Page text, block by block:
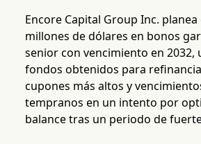
Encore Capital Group Inc.
millones de dólares en bonos
senior con vencimiento en 2032,
fondos obtenidos para
cupones más altos y
tempranos en un intento por
balance tras un periodo de